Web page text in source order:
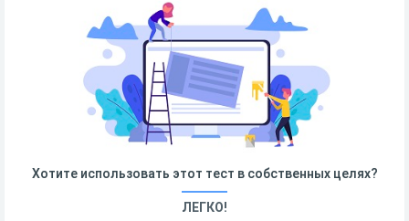
Хотите использовать этот тест в собственных целях?
ЛЕГКО!